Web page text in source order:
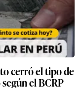
cerró el tipo de
el BCRP